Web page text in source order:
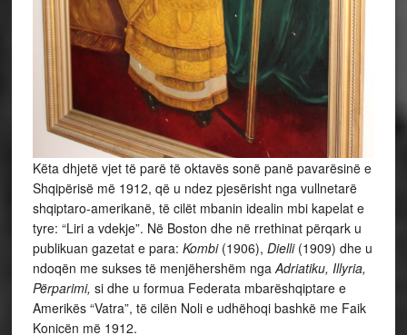
Këta dhjetë vjet të parë të oktavës sonë panë pavarësinë e
Shqipërisë më 1912, që u ndez pjesërisht nga vullnetarë
shqiptaro-amerikanë, të cilët mbanin idealin mbi kapelat e
tyre: “Liri a vdekje”. Në Boston dhe në rrethinat përqark u
publikuan gazetat e para: Kombi(1906), Dielli(1909) dhe u
ndoqën me sukses të menjëhershëm ngaAdriatiku, Illyria,
Përparimi, si dhe u formua Federata mbarëshqiptare e
Amerikës “Vatra”, të cilën Noli e udhëhoqi bashkë me Faik
Konicën më 1912.